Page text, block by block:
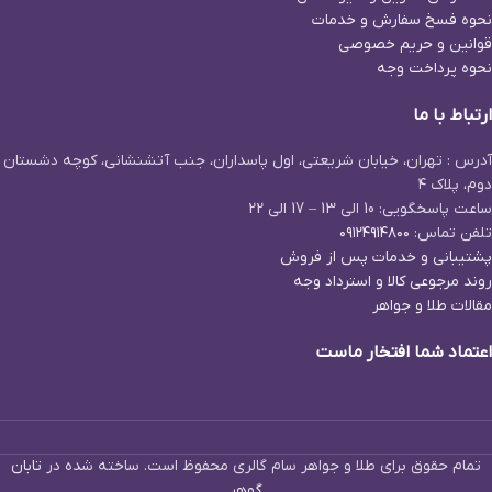
نحوه فسخ سفارش و خدمات
قوانین و حریم خصوصی
نحوه پرداخت وجه
ارتباط با ما
آدرس : تهران، خیابان شریعتی، اول پاسداران، جنب آتشنشانی، کوچه دشستان
دوم، پلاک ۴
ساعت پاسخگویی: 10 الی 13 – 17 الی 22
تلفن تماس: ۰۹۱۲۴۹۱۴۸۰۰
پشتیبانی و خدمات پس از فروش
روند مرجوعی کالا و استرداد وجه
مقالات طلا و جواهر
اعتماد شما افتخار ماست
تمام حقوق برای طلا و جواهر سام گالری محفوظ است. ساخته شده در تابان